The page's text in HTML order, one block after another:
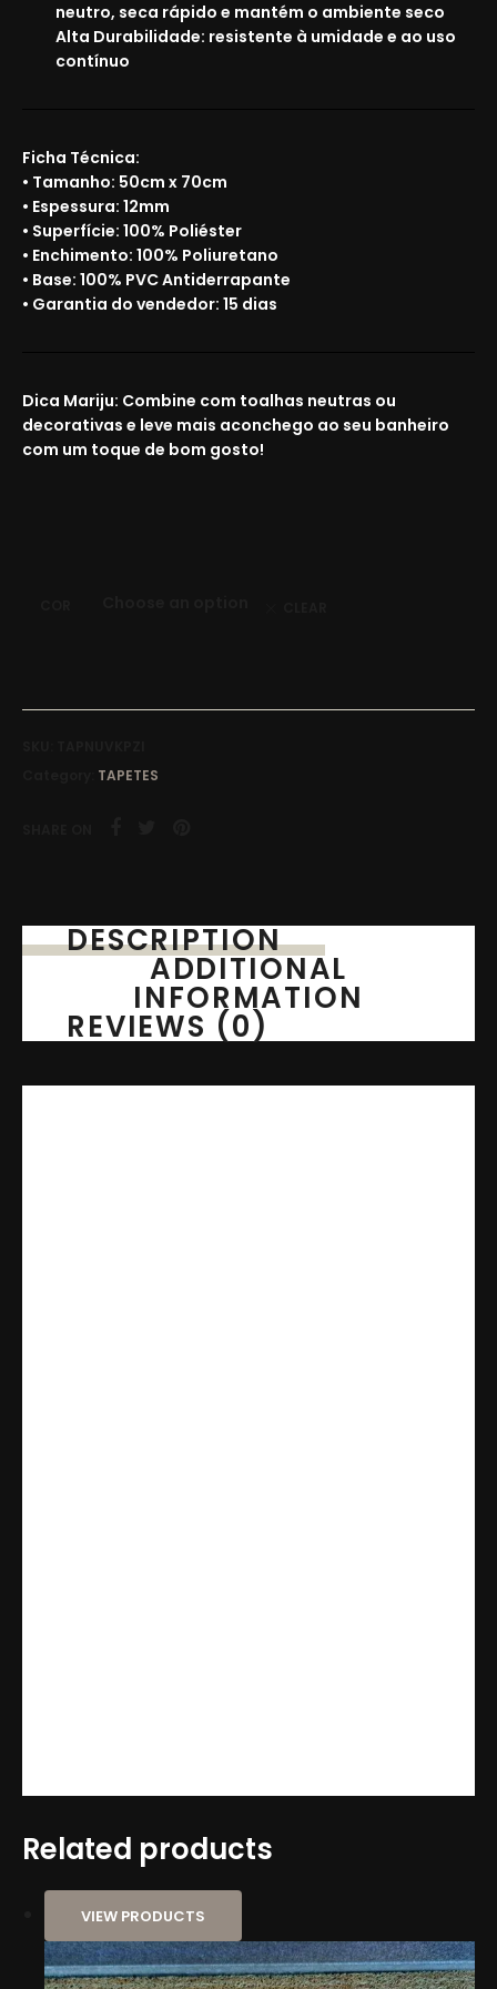
neutro, seca rápido e mantém o ambiente seco
Alta Durabilidade: resistente à umidade e ao uso
contínuo
Ficha Técnica:
• Tamanho: 50cm x 70cm
• Espessura: 12mm
• Superfície: 100% Poliéster
• Enchimento: 100% Poliuretano
• Base: 100% PVC Antiderrapante
• Garantia do vendedor: 15 dias
Dica Mariju: Combine com toalhas neutras ou
decorativas e leve mais aconchego ao seu banheiro
com um toque de bom gosto!
TAPETES
DESCRIPTION
ADDITIONAL
INFORMATION
REVIEWS (0)
Related products
VIEW PRODUCTS